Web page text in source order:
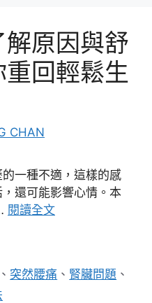
原因與舒
回輕鬆生
CHAN
一種不適，這樣的感
還可能影響心情。本
閱讀全文
、 突然腰痛 、 腎臟問題 、